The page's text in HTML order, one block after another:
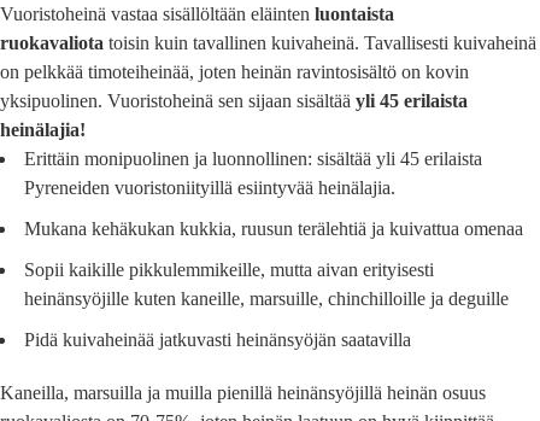
Vuoristoheinä vastaa sisällöltään eläinten luontaista
ruokavaliota toisin kuin tavallinen kuivaheinä. Tavallisesti kuivaheinä
on pelkkää timoteiheinää, joten heinän ravintosisältö on kovin
yksipuolinen. Vuoristoheinä sen sijaan sisältää yli 45 erilaista
heinälajia!
Erittäin monipuolinen ja luonnollinen: sisältää yli 45 erilaista
Pyreneiden vuoristoniityillä esiintyvää heinälajia.
Mukana kehäkukan kukkia, ruusun terälehtiä ja kuivattua omenaa
Sopii kaikille pikkulemmikeille, mutta aivan erityisesti
heinänsyöjille kuten kaneille, marsuille, chinchilloille ja deguille
Pidä kuivaheinää jatkuvasti heinänsyöjän saatavilla
Kaneilla, marsuilla ja muilla pienillä heinänsyöjillä heinän osuus